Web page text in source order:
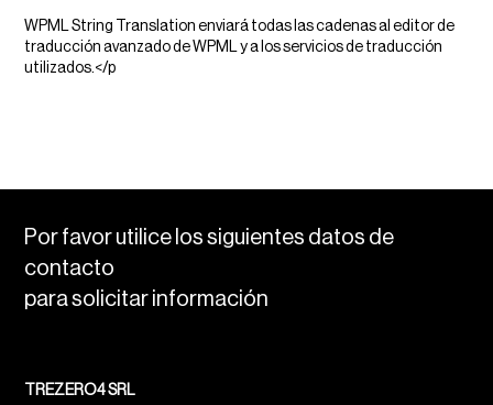
WPML String Translation enviará todas las cadenas al editor de
traducción avanzado de WPML y a los servicios de traducción
utilizados.</p
Por favor utilice los siguientes datos de
contacto
para solicitar información
TREZERO4 SRL